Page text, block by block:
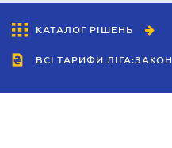
КАТАЛОГ РІШЕНЬ
ВСІ ТАРИФИ ЛІГА:ЗАКОН